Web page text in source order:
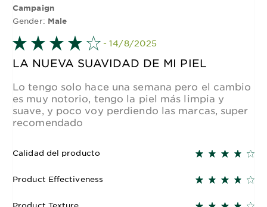
Campaign
Gender: Male
- 14/8/2025
LA NUEVA SUAVIDAD DE MI PIEL
Lo tengo solo hace una semana pero el cambio
es muy notorio, tengo la piel más limpia y
suave, y poco voy perdiendo las marcas, super
recomendado
Calidad del producto
Product Effectiveness
Product Texture